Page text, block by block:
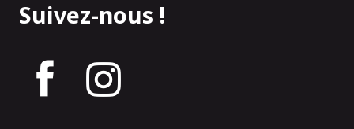
Suivez-nous !